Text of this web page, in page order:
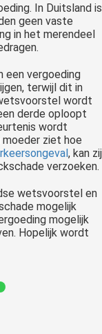
In Duitsland is
geen vaste
in het merendeel
een vergoeding
terwijl dit in
wordt
derde oploopt
wordt
ziet hoe
, kan zij
verzoeken.
wetsvoorstel en
mogelijk
mogelijk
Hopelijk wordt